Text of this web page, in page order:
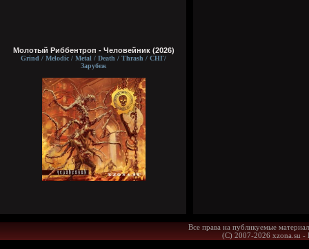
Молотый Риббентроп - Человейник (2026)
Grind / Melodic / Metal / Death / Thrash / СНГ/
Зарубеж
Все права на публикуемые
(С) 2007-2026 xzona.su -